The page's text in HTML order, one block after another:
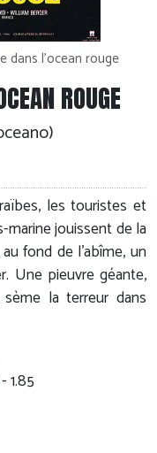
dans l'ocean rouge
ROUGE
les touristes et
jouissent de la
fond de l'abîme, un
Une pieuvre géante,
la terreur dans
1.85